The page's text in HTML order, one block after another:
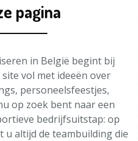
pagina
in België begint bij
site vol met ideeën over
personeelsfeestjes,
op zoek bent naar een
bedrijfsuitstap: op
u altijd de teambuilding die